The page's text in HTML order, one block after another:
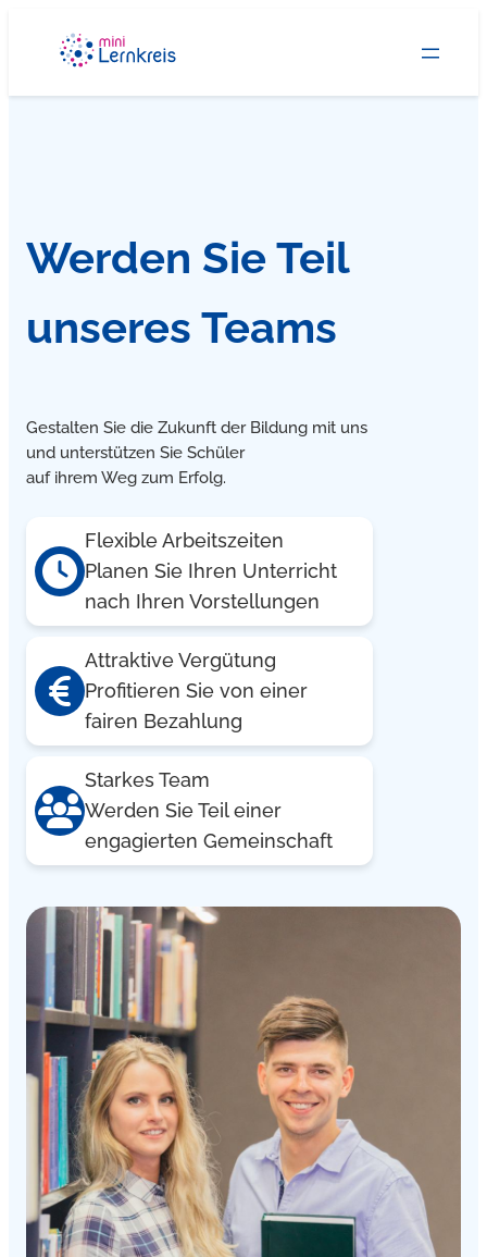
springen
Werden Sie Teil
unseres Teams
Gestalten Sie die Zukunft der Bildung mit uns
und unterstützen Sie Schüler
auf ihrem Weg zum Erfolg.
Flexible Arbeitszeiten
Planen Sie Ihren Unterricht
nach Ihren Vorstellungen
Attraktive Vergütung
Profitieren Sie von einer
fairen Bezahlung
Starkes Team
Werden Sie Teil einer
engagierten Gemeinschaft